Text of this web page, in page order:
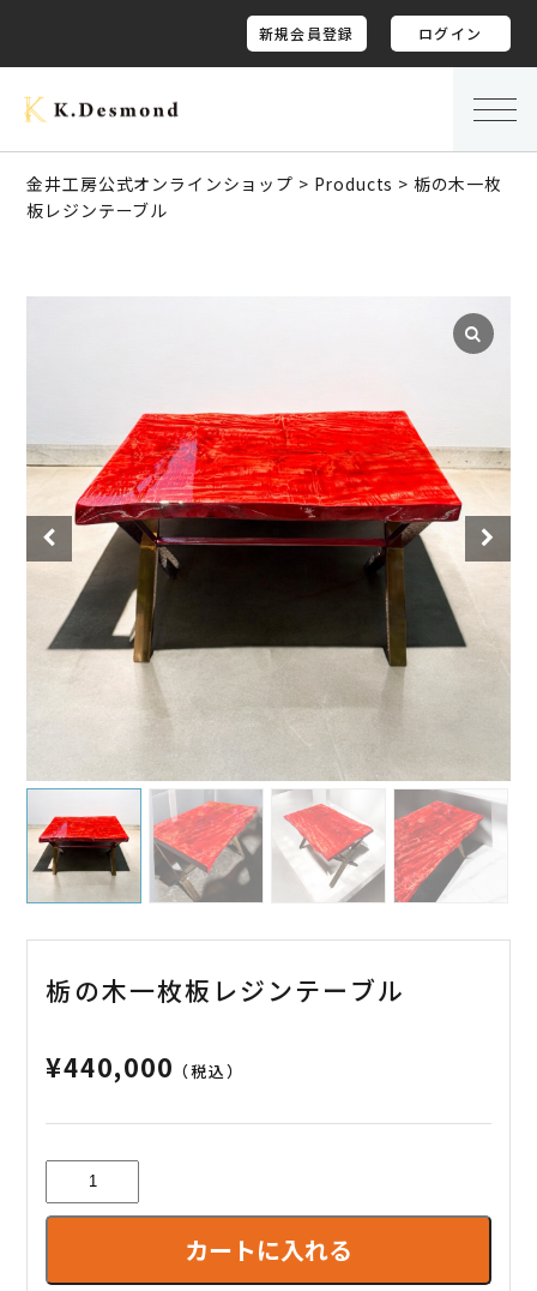
新規会員登録 ログイン
金井工房公式オンラインショップ > Products > 栃の木一枚
板レジンテーブル
栃の木一枚板レジンテーブル
¥440,000 （税込）
の
木
枚
カートに入れる